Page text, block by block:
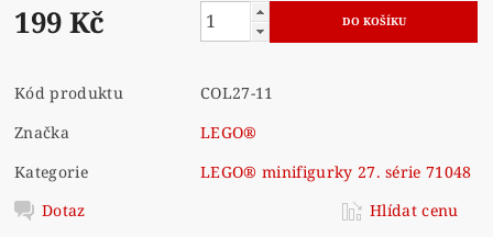
199 Kč
Kód produktu
COL27-11
Značka
LEGO®
Kategorie
LEGO® minifigurky 27. série 71048
Dotaz
Hlídat cenu